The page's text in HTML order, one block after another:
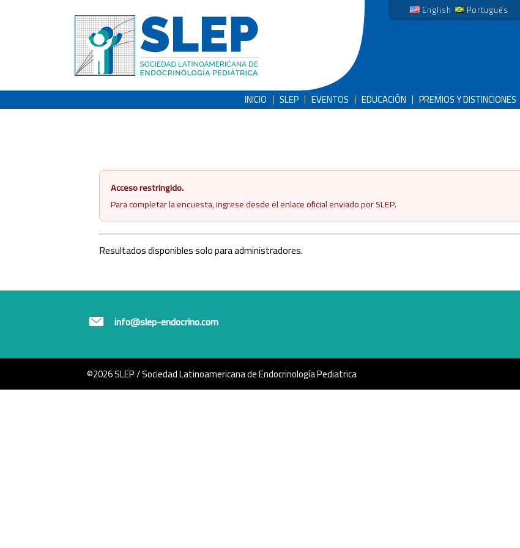
English Português
INICIO
SLEP EVENTOS EDUCACIÓN PREMIOS Y DISTINCIONES
Acceso restringido.
Para completar la encuesta, ingrese desde el enlace oficial enviado por SLEP.
Resultados disponibles solo para administradores.
info@slep-endocrino.com
©2026 SLEP / Sociedad Latinoamericana de Endocrinología Pediatrica